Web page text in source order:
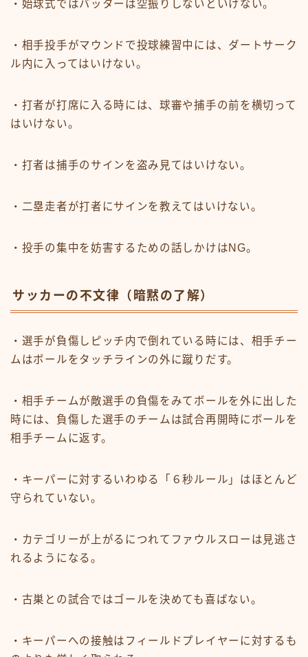
・始球式ではバッターは空振りしないといけない。
・相手投手がマウンドで投球練習中には、ダートサーク
ル内に入ってはいけない。
・打者が打席に入る時には、球審や捕手の前を横切って
はいけない。
・打者は捕手のサインを盗み見てはいけない。
・二塁走者が打者にサインを教えてはいけない。
・投手の集中を妨害するための話しかけはNG。
サッカーの不文律（暗黙の了解）
・選手が負傷しピッチ内で倒れている時には、相手チー
ムはボールをタッチラインの外に蹴りだす。
・相手チームが敵選手の負傷をみてボールを外に出した
時には、負傷した選手のチームは試合再開時にボールを
相手チームに返す。
・キーパーに対するいわゆる「６秒ルール」はほとんど
守られていない。
・カテゴリーが上がるにつれてファウルスローは見逃さ
れるようになる。
・古巣との試合ではゴールを決めても喜ばない。
・キーパーへの接触はフィールドプレイヤーに対するも